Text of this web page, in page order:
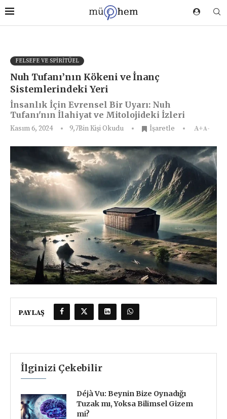
FELSEFE VE SPIRITÜEL
Nuh Tufanı’nın Kökeni ve İnanç
Sistemlerindeki Yeri
İnsanlık İçin Evrensel Bir Uyarı: Nuh
Tufanı'nın İlahiyat ve Mitolojideki İzleri
Kasım 6, 2024 9,7BinKişi Okudu İşaretle A+A-
PAYLAŞ
İlginizi Çekebilir
Déjà Vu: Beynin Bize Oynadığı
Tuzak mı, Yoksa Bilimsel Gizem
mi?